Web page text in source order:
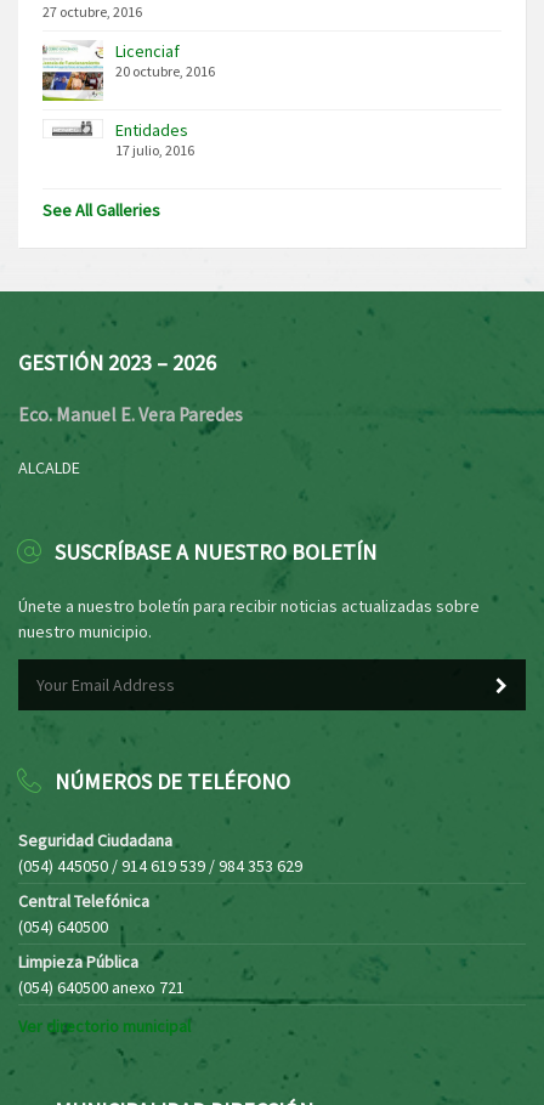
27 octubre, 2016
Licenciaf
20 octubre, 2016
Entidades
17 julio, 2016
See All Galleries
GESTIÓN 2023 – 2026
Eco. Manuel E. Vera Paredes
ALCALDE
SUSCRÍBASE A NUESTRO BOLETÍN
Únete a nuestro boletín para recibir noticias actualizadas sobre
nuestro municipio.
NÚMEROS DE TELÉFONO
Seguridad Ciudadana
(054) 445050 / 914 619 539 / 984 353 629
Central Telefónica
(054) 640500
Limpieza Pública
(054) 640500 anexo 721
Ver directorio municipal